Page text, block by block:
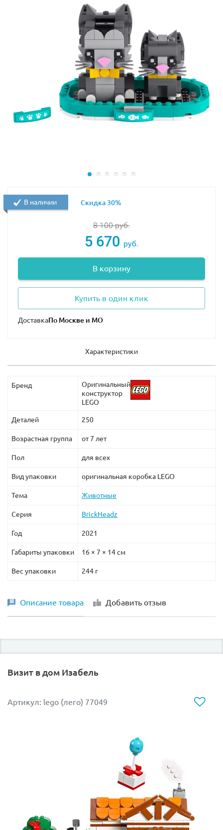
8 100руб.
5 670 руб.
В корзину
Купить в один клик
Доставка
В наличии Скидка 30%
Характеристики
Бренд
Оригинальный
конструктор
LEGO
Деталей 250
Возрастная группа от 7 лет
Пол для всех
Вид упаковки оригинальная коробка LEGO
Тема Животные
Серия BrickHeadz
Год 2021
Габариты упаковки 16 × 7 × 14 см
Вес упаковки 244 г
Описание товара Добавить отзыв
Визит в дом Изабель
Артикул: lego (лего) 77049